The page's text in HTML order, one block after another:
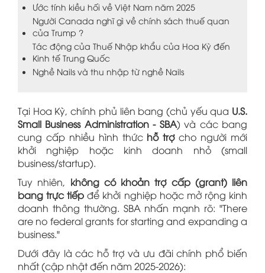
Ước tính kiều hối về Việt Nam năm 2025
Người Canada nghĩ gì về chính sách thuế quan
của Trump ?
Tác động của Thuế Nhập khẩu của Hoa Kỳ đến
Kinh tế Trung Quốc
Nghề Nails và thu nhập từ nghề Nails
Tại Hoa Kỳ, chính phủ liên bang (chủ yếu qua U.S.
Small Business Administration - SBA) và các bang
cung cấp nhiều hình thức hỗ trợcho người mới
khởi nghiệp hoặc kinh doanh nhỏ (small
business/startup).
Tuy nhiên, không có khoản trợ cấp (grant) liên
bang trực tiếp để khởi nghiệp hoặc mở rộng kinh
doanh thông thường. SBA nhấn mạnh rõ: "There
are no federal grants for starting and expanding a
business."
Dưới đây là các hỗ trợ và ưu đãi chính phổ biến
nhất (cập nhật đến năm 2025-2026):